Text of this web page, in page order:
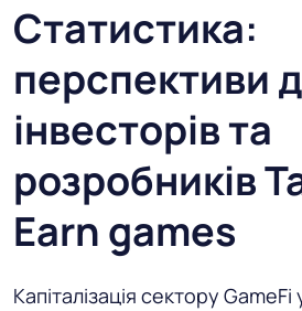
Статистика:
перспективи
інвесторів та
розробників
Earn games
Капіталізація сектору